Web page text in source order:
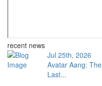
recent news
Jul 25th, 2026
Avatar Aang: The
Last...